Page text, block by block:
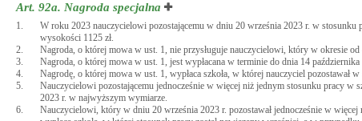
Art. 92a. Nagroda specjalna
1.
W roku 2023 nauczycielowi pozostającemu w dniu 20 września 2023 r. w
wysokości 1125 zł.
2.
Nagroda, o której mowa w ust. 1, nie przysługuje nauczycielowi, który w okresie
3.
Nagroda, o której mowa w ust. 1, jest wypłacana w terminie do dnia 14 października
4.
Nagrodę, o której mowa w ust. 1, wypłaca szkoła, w której nauczyciel pozostawał
5.
Nauczycielowi pozostającemu jednocześnie w więcej niż jednym stosunku pracy w
2023 r. w najwyższym wymiarze.
6.
Nauczycielowi, który w dniu 20 września 2023 r. pozostawał jednocześnie w